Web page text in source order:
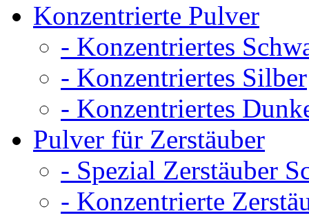
Konzentrierte Pulver
- Konzentriertes
- Konzentriertes Silber
- Konzentriertes
Pulver für Zerstäuber
- Spezial Zerstäuber
- Konzentrierte